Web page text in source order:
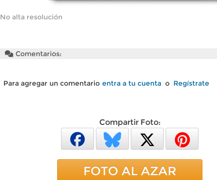
No alta resolución
Comentarios:
Para agregar un comentario entra a tu cuenta o Regístrate
Compartir Foto:
FOTO AL AZAR